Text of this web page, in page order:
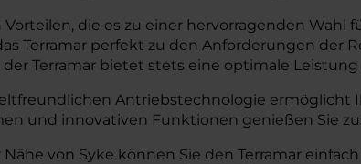
Vorteilen, die es zu einer hervorragenden
Terramar perfekt zu den Anforderungen der
Terramar bietet stets eine optimale
Antriebstechnologie ermöglicht
und innovativen Funktionen genießen Sie
von Syke können Sie den Terramar